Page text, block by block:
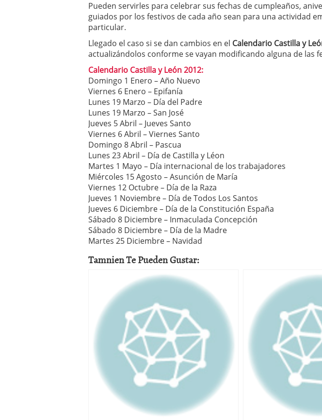
Pueden servirles para celebrar sus fechas de cumpleaños,
guiados por los festivos de cada año sean para una actividad
particular.
Llegado el caso si se dan cambios en el Calendario Castilla y
actualizándolos conforme se vayan modificando alguna de las
Calendario Castilla y León 2012:
Domingo 1 Enero – Año Nuevo
Viernes 6 Enero – Epifanía
Lunes 19 Marzo – Día del Padre
Lunes 19 Marzo – San José
Jueves 5 Abril – Jueves Santo
Viernes 6 Abril – Viernes Santo
Domingo 8 Abril – Pascua
Lunes 23 Abril – Día de Castilla y Léon
Martes 1 Mayo – Día internacional de los trabajadores
Miércoles 15 Agosto – Asunción de María
Viernes 12 Octubre – Día de la Raza
Jueves 1 Noviembre – Día de Todos Los Santos
Jueves 6 Diciembre – Día de la Constitución España
Sábado 8 Diciembre – Inmaculada Concepción
Sábado 8 Diciembre – Día de la Madre
Martes 25 Diciembre – Navidad
Tamnien Te Pueden Gustar: